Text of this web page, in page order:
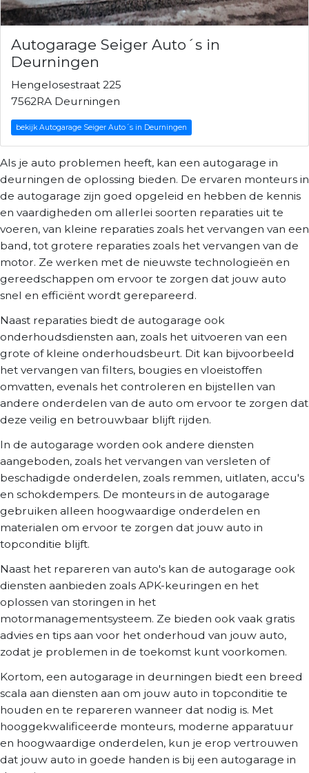
Autogarage Seiger Auto´s in
Deurningen
Hengelosestraat 225
7562RA Deurningen
bekijk Autogarage Seiger Auto´s in Deurningen
Als je auto problemen heeft, kan een autogarage in
deurningen de oplossing bieden. De ervaren monteurs in
de autogarage zijn goed opgeleid en hebben de kennis
en vaardigheden om allerlei soorten reparaties uit te
voeren, van kleine reparaties zoals het vervangen van een
band, tot grotere reparaties zoals het vervangen van de
motor. Ze werken met de nieuwste technologieën en
gereedschappen om ervoor te zorgen dat jouw auto
snel en efficiënt wordt gerepareerd.
Naast reparaties biedt de autogarage ook
onderhoudsdiensten aan, zoals het uitvoeren van een
grote of kleine onderhoudsbeurt. Dit kan bijvoorbeeld
het vervangen van filters, bougies en vloeistoffen
omvatten, evenals het controleren en bijstellen van
andere onderdelen van de auto om ervoor te zorgen dat
deze veilig en betrouwbaar blijft rijden.
In de autogarage worden ook andere diensten
aangeboden, zoals het vervangen van versleten of
beschadigde onderdelen, zoals remmen, uitlaten, accu's
en schokdempers. De monteurs in de autogarage
gebruiken alleen hoogwaardige onderdelen en
materialen om ervoor te zorgen dat jouw auto in
topconditie blijft.
Naast het repareren van auto's kan de autogarage ook
diensten aanbieden zoals APK-keuringen en het
oplossen van storingen in het
motormanagementsysteem. Ze bieden ook vaak gratis
advies en tips aan voor het onderhoud van jouw auto,
zodat je problemen in de toekomst kunt voorkomen.
Kortom, een autogarage in deurningen biedt een breed
scala aan diensten aan om jouw auto in topconditie te
houden en te repareren wanneer dat nodig is. Met
hooggekwalificeerde monteurs, moderne apparatuur
en hoogwaardige onderdelen, kun je erop vertrouwen
dat jouw auto in goede handen is bij een autogarage in